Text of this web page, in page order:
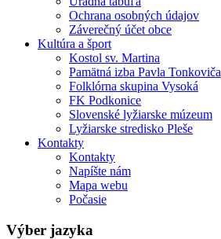
Ochrana osobných údajov
Záverečný účet obce
Kultúra a šport
Kostol sv. Martina
Pamätná izba Pavla Tonkoviča
Folklórna skupina Vysoká
FK Podkonice
Slovenské lyžiarske múzeum
Lyžiarske stredisko Pleše
Kontakty
Kontakty
Napíšte nám
Mapa webu
Počasie
Výber jazyka